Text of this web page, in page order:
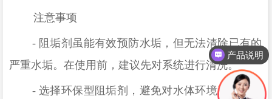
注意事项
- 阻垢剂虽能有效预防水垢，但无法清除已有的
严重水垢。在使用前，建议先对系统进行清洗。
- 选择环保型阻垢剂，避免对水体环境造成二次
产品说明